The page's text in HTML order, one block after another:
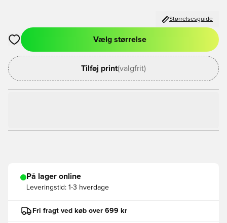
Størrelsesguide
Åbner en Modal til at logge ind eller tilmelde dig som medlem
Vælg størrelse
Tilføj print(valgfrit)
På lager online
Leveringstid: 1-3 hverdage
Fri fragt ved køb over 699 kr